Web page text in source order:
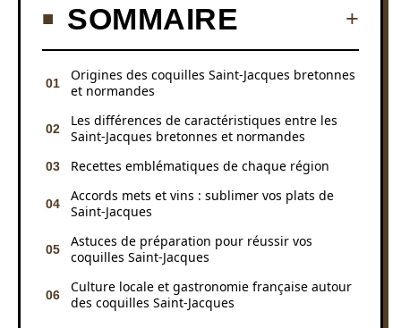
SOMMAIRE
Origines des coquilles Saint-Jacques bretonnes
et normandes
Les différences de caractéristiques entre les
Saint-Jacques bretonnes et normandes
Recettes emblématiques de chaque région
Accords mets et vins : sublimer vos plats de
Saint-Jacques
Astuces de préparation pour réussir vos
coquilles Saint-Jacques
Culture locale et gastronomie française autour
des coquilles Saint-Jacques